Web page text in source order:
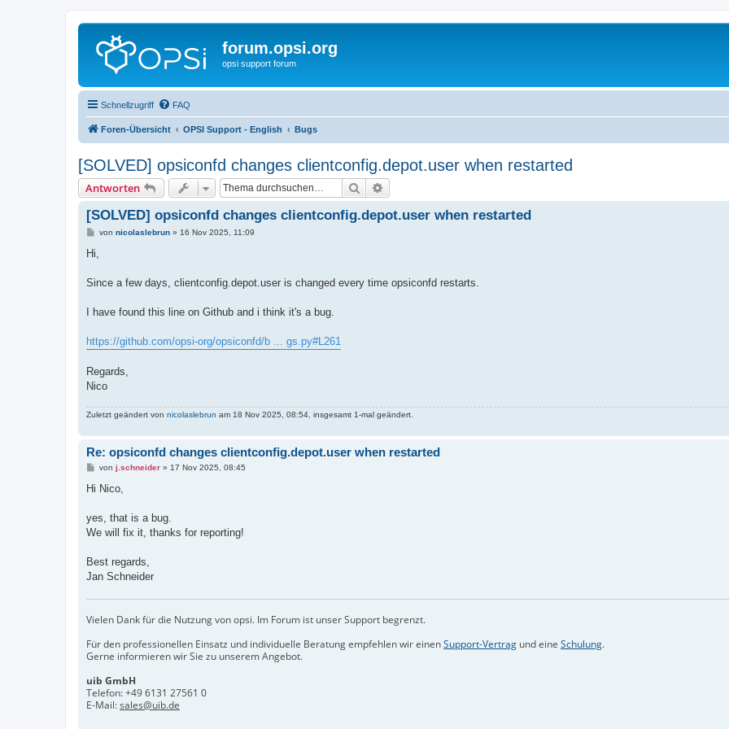
forum.opsi.org
opsi support forum
Schnellzugriff FAQ
Foren-Übersicht OPSI Support - English Bugs
[SOLVED] opsiconfd changes clientconfig.depot.user when restarted
Antworten Suche
[SOLVED] opsiconfd changes clientconfig.depot.user when restarted
B
t
a
von nicolaslebrun» 16 Nov 2025, 11:09
Hi,
Since a few days, clientconfig.depot.user is changed every time opsiconfd restarts.
I have found this line on Github and i think it's a bug.
https://github.com/opsi-org/opsiconfd/b ... gs.py#L261
Regards,
Nico
Zuletzt geändert von nicolaslebrun am 18 Nov 2025, 08:54, insgesamt 1-mal geändert.
Re: opsiconfd changes clientconfig.depot.user when restarted
B
a
von j.schneider» 17 Nov 2025, 08:45
Hi Nico,
yes, that is a bug.
We will fix it, thanks for reporting!
Best regards,
Jan Schneider
Vielen Dank für die Nutzung von opsi. Im Forum ist unser Support begrenzt.
Für den professionellen Einsatz und individuelle Beratung empfehlen wir einenSupport-Vertrag und eine Schulung.
Gerne informieren wir Sie zu unserem Angebot.
uib GmbH
Telefon:+49 6131 27561 0
E-Mail:sales@uib.de